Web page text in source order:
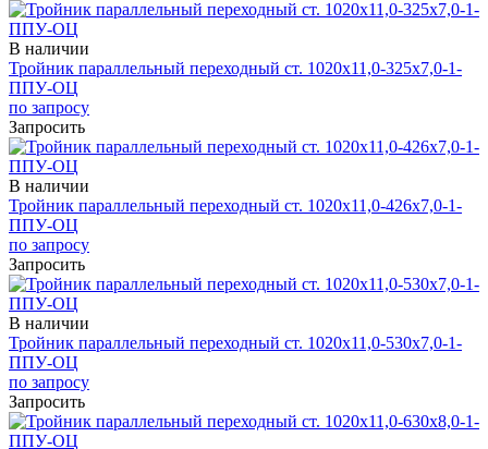
В наличии
Тройник параллельный переходный ст. 1020х11,0-325х7,0-1-
ППУ-ОЦ
по запросу
Запросить
В наличии
Тройник параллельный переходный ст. 1020х11,0-426х7,0-1-
ППУ-ОЦ
по запросу
Запросить
В наличии
Тройник параллельный переходный ст. 1020х11,0-530х7,0-1-
ППУ-ОЦ
по запросу
Запросить